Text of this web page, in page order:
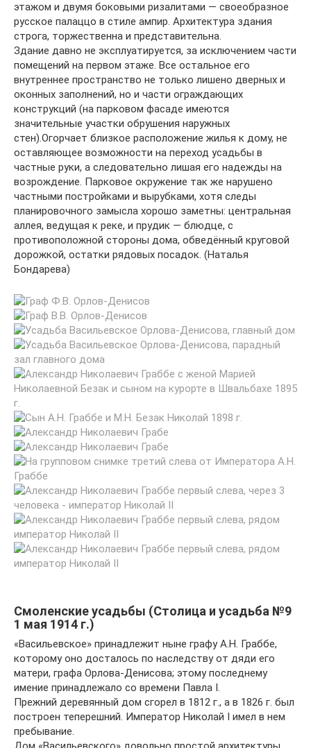
этажом и двумя боковыми ризалитами — своеобразное
русское палаццо в стиле ампир. Архитектура здания
строга, торжественна и представительна.
Здание давно не эксплуатируется, за исключением части
помещений на первом этаже. Все остальное его
внутреннее пространство не только лишено дверных и
оконных заполнений, но и части ограждающих
конструкций (на парковом фасаде имеются
значительные участки обрушения наружных
стен).Огорчает близкое расположение жилья к дому, не
оставляющее возможности на переход усадьбы в
частные руки, а следовательно лишая его надежды на
возрождение. Парковое окружение так же нарушено
частными постройками и вырубками, хотя следы
планировочного замысла хорошо заметны: центральная
аллея, ведущая к реке, и прудик — блюдце, с
противоположной стороны дома, обведённый круговой
дорожкой, остатки рядовых посадок. (Наталья
Бондарева)
Смоленские усадьбы (Столица и усадьба №9
1 мая 1914 г.)
«Васильевское» принадлежит ныне графу А.Н. Граббе,
которому оно досталось по наследству от дяди его
матери, графа Орлова-Денисова; этому последнему
имение принадлежало со времени Павла I.
Прежний деревянный дом сгорел в 1812 г., а в 1826 г. был
построен теперешний. Император Николай I имел в нем
пребывание.